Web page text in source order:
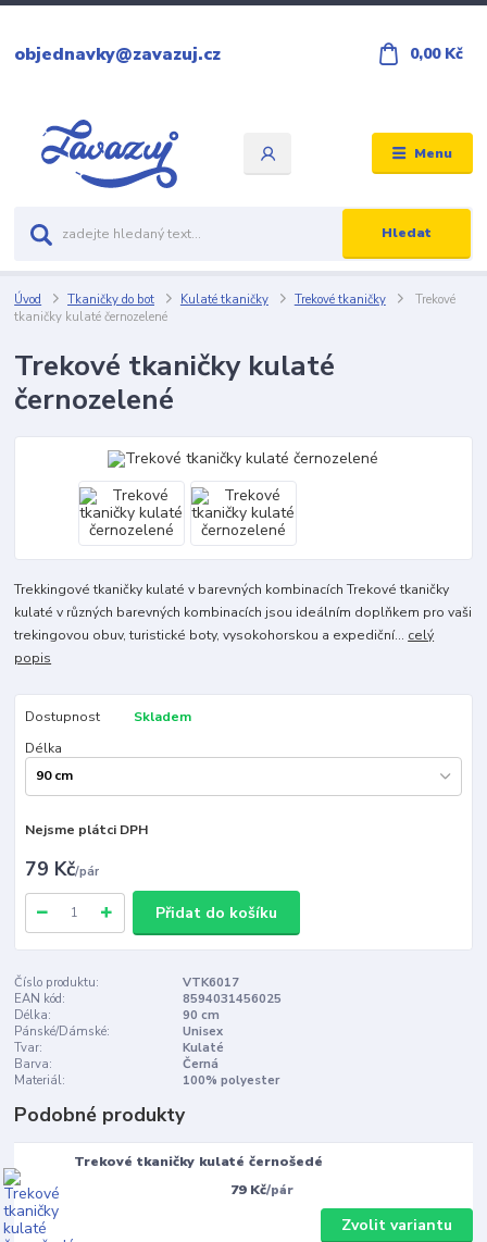
Menu
Hledat
objednavky@zavazuj.cz 0,00 Kč
Úvod Tkaničky do bot Kulaté tkaničky Trekové tkaničky
Trekové
tkaničky kulaté černozelené
Trekové tkaničky kulaté
černozelené
Trekkingové tkaničky kulaté v barevných kombinacích Trekové tkaničky
kulaté v různých barevných kombinacích jsou ideálním doplňkem pro vaši
trekingovou obuv, turistické boty, vysokohorskou a expediční... celý
popis
Dostupnost
Skladem
Délka
Nejsme plátci DPH
79 Kč/pár
Přidat do košíku
Číslo produktu:
VTK6017
EAN kód:
8594031456025
Délka:
90 cm
Pánské/Dámské:
Unisex
Tvar:
Kulaté
Barva:
Černá
Materiál:
100% polyester
Podobné produkty
Trekové tkaničky kulaté černošedé
79 Kč/pár
Zvolit variantu